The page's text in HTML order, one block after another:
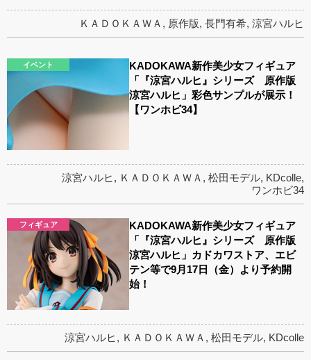
ＫＡＤＯＫＡＷＡ , 原作版, 長門有希, 涼宮ハルヒ
イベント
KADOKAWA新作美少女フィギュア
「『涼宮ハルヒ』シリーズ 原作版
涼宮ハルヒ」彩色サンプルが展示！
【ワンホビ34】
涼宮ハルヒ , ＫＡＤＯＫＡＷＡ , 松田モデル, KDcolle,
ワンホビ34
フィギュア
KADOKAWA新作美少女フィギュア
「『涼宮ハルヒ』シリーズ 原作版
涼宮ハルヒ」カドカワストア、エビ
テン等で9月17日（金）より予約開
始！
涼宮ハルヒ , ＫＡＤＯＫＡＷＡ , 松田モデル, KDcolle